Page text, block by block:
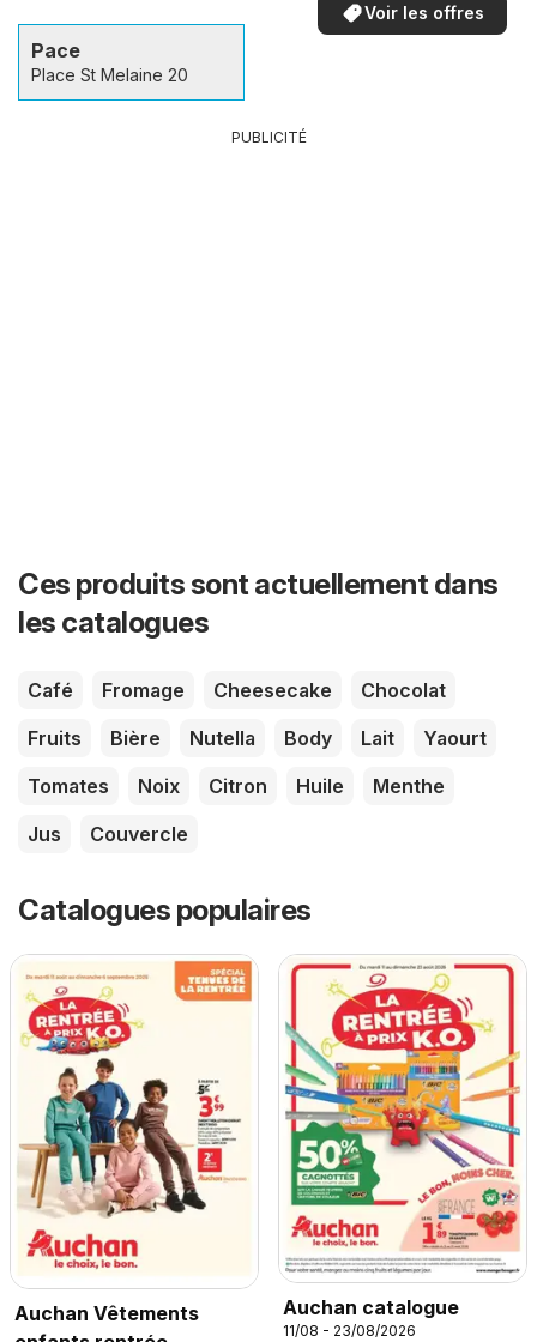
Voir les offres
Pace
Place St Melaine 20
PUBLICITÉ
Ces produits sont actuellement dans
les catalogues
Café Fromage Cheesecake
Chocolat
Fruits
Bière Nutella Body Lait
Yaourt
Tomates
Noix Citron Huile
Menthe
Jus
Couvercle
Catalogues populaires
Auchan Vêtements
Auchan catalogue
11/08 - 23/08/2026